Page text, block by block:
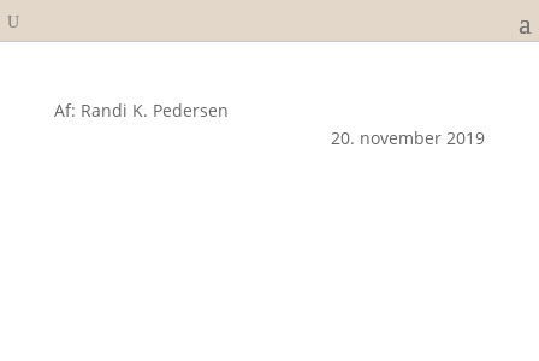
Af: Randi K. Pedersen
20. november 2019